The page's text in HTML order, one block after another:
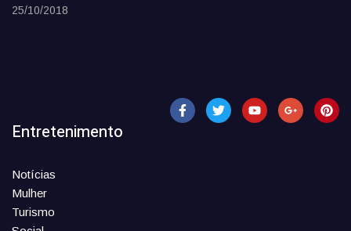
25/10/2018
Entretenimento
Notícias
Mulher
Turismo